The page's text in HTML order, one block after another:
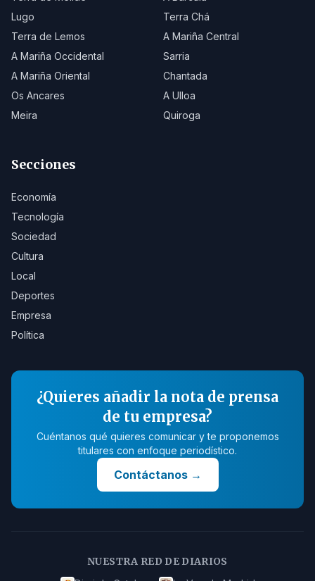
Lugo
Terra Chá
Terra de Lemos
A Mariña Central
A Mariña Occidental
Sarria
A Mariña Oriental
Chantada
Os Ancares
A Ulloa
Meira
Quiroga
Secciones
Economía
Tecnología
Sociedad
Cultura
Local
Deportes
Empresa
Política
¿Quieres añadir la nota de prensa
de tu empresa?
Cuéntanos qué quieres comunicar y te proponemos
titulares con enfoque periodístico.
Contáctanos→
NUESTRA RED DE DIARIOS